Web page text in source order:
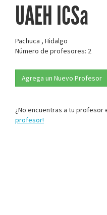
UAEH ICSa
Pachuca , Hidalgo
Número de profesores: 2
Agrega un Nuevo Profesor
¿No encuentras a tu profesor
profesor!